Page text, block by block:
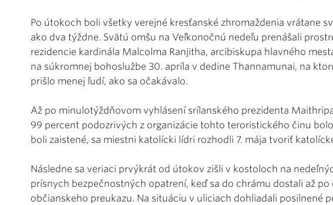
Po útokoch boli všetky verejné kresťanské zhromaždenia vrátane
ako dva týždne. Svätú omšu na Veľkonočnú nedeľu prenášali
rezidencie kardinála Malcolma Ranjitha, arcibiskupa hlavného
na súkromnej bohoslužbe 30. apríla v dedine Thannamunai, na
prišlo menej ľudí, ako sa očakávalo.
Až po minulotýždňovom vyhlásení srílanského prezidenta
99 percent podozrivých z organizácie tohto teroristického činu
boli zaistené, sa miestni katolícki lídri rozhodli 7. mája tvoriť
Následne sa veriaci prvýkrát od útokov zišli v kostoloch na
prísnych bezpečnostných opatrení, keď sa do chrámu dostali až
občianskeho preukazu. Na situáciu v uliciach dohliadali posilnené